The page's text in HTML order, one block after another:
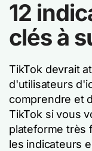
12
clés à
TikTok devrait
d'utilisateurs
comprendre et
TikTok si vous
plateforme très
les indicateurs